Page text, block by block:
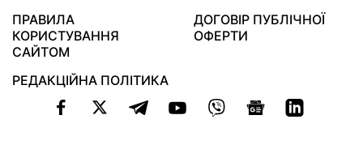
ПРАВИЛА
КОРИСТУВАННЯ
САЙТОМ
ДОГОВІР ПУБЛІЧНОЇ
ОФЕРТИ
РЕДАКЦІЙНА ПОЛІТИКА